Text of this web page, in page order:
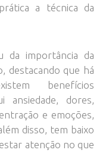
a técnica da
da importância da
destacando que há
benefícios
ansiedade, dores,
e emoções,
disso, tem baixo
atenção no que